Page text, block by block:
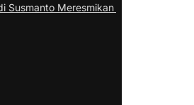
Pasar Hewan Jonggol, Jadi